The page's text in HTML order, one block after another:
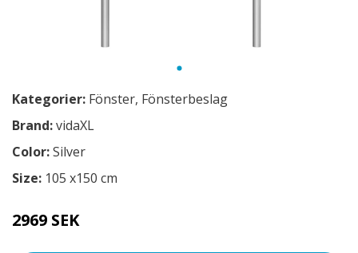
Kategorier: Fönster, Fönsterbeslag
Brand:vidaXL
Color:Silver
Size: 105 x150 cm
2969 SEK